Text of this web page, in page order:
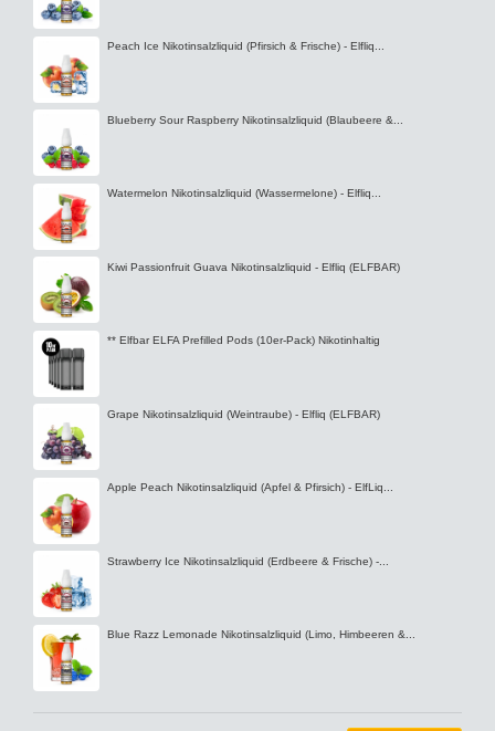
Peach Ice Nikotinsalzliquid (Pfirsich & Frische) - Elfliq...
Blueberry Sour Raspberry Nikotinsalzliquid (Blaubeere &...
Watermelon Nikotinsalzliquid (Wassermelone) - Elfliq...
Kiwi Passionfruit Guava Nikotinsalzliquid - Elfliq (ELFBAR)
** Elfbar ELFA Prefilled Pods (10er-Pack) Nikotinhaltig
Grape Nikotinsalzliquid (Weintraube) - Elfliq (ELFBAR)
Apple Peach Nikotinsalzliquid (Apfel & Pfirsich) - ElfLiq...
Strawberry Ice Nikotinsalzliquid (Erdbeere & Frische) -...
Blue Razz Lemonade Nikotinsalzliquid (Limo, Himbeeren &...